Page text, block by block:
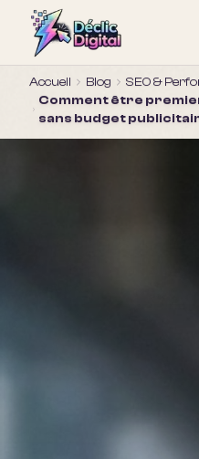
Accueil Blog
SEO &
Comment être
sans budget